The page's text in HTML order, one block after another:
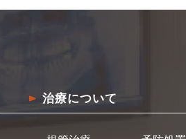
治療について